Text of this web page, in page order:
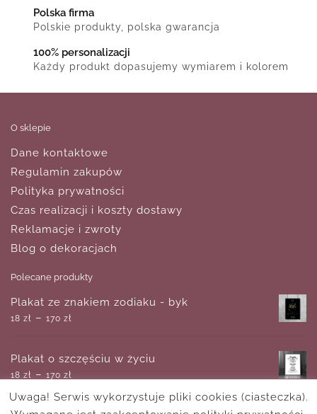
Polska firma
Polskie produkty, polska gwarancja
100% personalizacji
Każdy produkt dopasujemy wymiarem i kolorem
O sklepie
Dane kontaktowe
Regulamin zakupów
Polityka prywatności
Czas realizacji i koszty dostawy
Reklamacje i zwroty
Blog o dekoracjach
Polecane produkty
Plakat ze znakiem zodiaku - byk
18 zł – 170 zł
Plakat o szczęściu w życiu
18 zł – 170 zł
Uwaga! Serwis wykorzystuje pliki cookies (ciasteczka).